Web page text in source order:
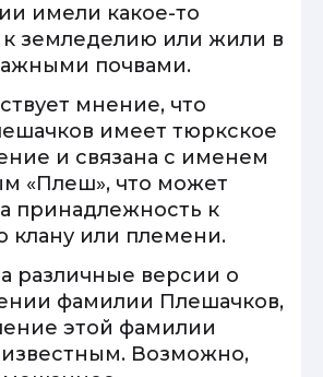
имели какое-то
земледелию или жили в
почвами.
мнение, что
имеет тюркское
и связана с именем
«Плеш», что может
принадлежность к
клану или племени.
различные версии о
фамилии Плешачков,
этой фамилии
Возможно,